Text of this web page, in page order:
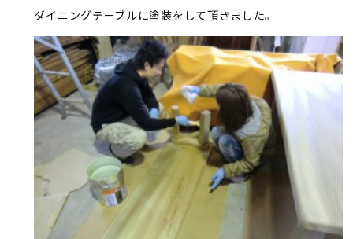
ダイニングテーブルに塗装をして頂きました。